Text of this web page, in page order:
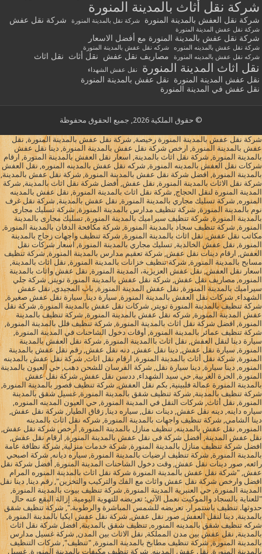
شركة نقل أثاث بالمدينة المنورة
شركة نقل العفش بالمدينة المنورة شركة نقل بالمدينة المنورة شركة نقل عفش
شركة نقل عفش المدينة المنورة
شركة نقل عفش بالمدينة المنورة مع أفضل الاسعار
شركة نقل عفش بالمدينه المنوره
شركه نقل عفش بالمدينة المنورة
شركه نقل عفش بالمدينه المنورة
مصاريف نقل عفش نقل أثاث نقل اثاث
نقل اثاث المدينة المنورة نقل عفش الشهداء
نقل عفش المدينة المنورة
نقل عفش بالمدينة المنورة
نقل عفش في المدينة المنورة
© حقوق الملكية 2026, جميع الحقوق محفوظة
شركة نقل عفش بالمدينة المنورة رخيصة, شركة نقل عفش بالمدينة المنورة, نقل
عفش بالمدينة المنورة, ارخص شركة نقل عفش بالمدينة المنورة, دينا نقل عفش
بالمدينة المنورة, شركة نقل اثاث بالمدينة, اسعار نقل العفش بالمدينة المنورة, ارقام
شركات نقل العفش بالمدينه المنورة, شركه نقل عفش بالمدينه المنوره, نقل العفش
بالمدينة المنورة, افضل شركة نقل عفش بالمدينة المنورة, شركة نقل عفش بالمدينة,
شركة نقل الاثاث بالمدينة المنورة, نقل عفش, أفضل شركة نقل اثاث بالمدينة, شركة
المدينة المنورة لنقل الحجاج, شركة نقل اثاث بالمدينة المنورة, نقل عفش بالمدينه
المنوره, شركة تسليك مجاري بالمدينة المنورة, نقل عفش بالمدينة, شركة نقل غرف
نوم بالمدينة المنورة, شركة تنظيف مدارس بالمدينة المنورة, شركة تسليك مجارى
بالمدينة المنورة, شركة تنظيف سيراميك بالمدينة المنورة, تسليك مجارى بالمدينة
المنورة, شركة تنظيف سجاد بالمدينة المنورة, شركة مكافحة الدفان بالمدينة المنورة,
مكاتب نقل عفش, نقل اثاث بالمدينة المنورة, شركة تنظيف واجهات زجاج بالمدينة
المنورة, نقل عفش الخالدية, تسليك مجاري بالمدينة المنورة, اسعار شركات نقل
العفش, ارقام دينات نقل عفش, شركة تعقيم مدارس بالمدينة المنورة, شركة تنظيف
مسابح بالمدينة المنورة, شركة تنظيف خزانات بالمدينة المنورة, نقل اثاث بالمدينة,
اسعار نقل العفش, نقل عفش العزيزية، المدينة المنورة, نقل عفش واثاث بالمدينة
المنوره, مصاريف نقل عفش, شركة نقل عفش بالمدينة المنورة تويتر, شركة جلي
سيراميك بالمدينة المنورة, نقل عفش المدينة المنورة, باب المجيدي, نقل عفش
الشهداء, شركات نقل العفش بالمدينة المنورة, سيارة دينا, سيارة نقل عفش صغيرة,
شركة تنظيف بالمدينة المنورة تويتر, شركات نقل عفش بالمدينة المنورة, شركة نقل
عفش المدينة المنورة, شركه نقل عفش بالمدينة المنورة, شركة تنظيف بالمدينة
المنورة, افضل شركة نقل اثاث بالمدينة المنورة, شركة تنظيف فلل بالمدينة المنورة,
شركة تنظيف عمائر بالمدينة المنورة, أوقات دخول الشاحنات في المدينة المنورة,
سيارة دينا لنقل العفش, نقل اثاث باالمدينة المنورة, شركة نقل العفش بالمدينة
المنورة, سيارة نقل عفش, دينا نقل عفش, دنه نقل عفش, رقم نقل عفش بالمدينة
المنورة, شركة نقل أثاث بالمدينة المنورة, ارقام نقل اثاث, شركة نقل عفش بالمدينه
المنوره, دينا سيارة, دينا سيارة نقل, شركة الفرسان للشحن دهب, حي العيون بالمدينة
المنورة, الحرة الغربية, حي سيد الشهداء, ددسن نقل عفش, شركة نقل عفش
بالمدينة المنورة عمالة فلبينية, بكم نقل العفش, شركة تنظيف قصور بالمدينة المنورة,
شركة تنظيف بالمدينة, شركة تنظيف شقق بالمدينة المنورة, غسيل شقق بالمدينة
المنورة, نقل أثاث, شركات النقل في المدينة المنورة, حي العيون المدينه المنوره,
سياره داينه, دينه نقل عفش, دينات نقل, سياره دينا, زقاق الطيار, شركة نقل عفش,
دينا الشامي, شركة تنظيف واجهات بالمدينة المنورة, شركه نقل اثاث بالمدينه
المنوره, نقل عفش بالمدينه, تنظيف منازل بالمدينة المنورة, أرخص شركة نقل عفش,
نقل عفش المدينة, أفضل شركة فى نقل عفش بالمدينة المنورة, ارقام نقل عفش,
افضل شركة تنظيف منازل بالمدينة المنورة, شركة خدمات منزلية, شركة نظافة عامة
بالمدينة المنورة, شركة تنظيف ارضيات بالمدينة المنورة, سياره ديانه, شركة اصبحي
رائعه, صور دينات نقل عفش, وقت دخول الشاحنات المدينة المنورة, أفضل شركة نقل
عفش, "شركة نقل عفش بالمدينة المنورة شركة نقل اثاث بالمدينة المنوره المرام
افضل وارخص شركة نقل عفش واثاث مع الفك والتركيب والتخزين", رقم دينا, دينا نقل
المدينة المنورة, حي العنبرية المدينة المنورة, شركة تنظيف بيوت بالمدينة المنورة,
"للعناية بالسجاد والموكيت نعمل الآتي: تعريضه للتهوية اليومية. إزالة البقع عنه حال
حدوثها. تنظيف باستمرار. تعريضه للشمس المباشرة والرطوبة.", شركة تنظيف شقق
بالمدينة, دينا لنقل العفش, صور نقل عفش, شركة نقل عفش ايكيا بالمدينة المنورة,
شركه تنظيف شقق بالمدينه المنوره, تنظيف شقق بالمدينة, افضل شركة نقل اثاث
بالمدينة, نقل عفش بين مدن المملكة, نقل الاثاث بين المدن, شركة غسيل مدارس
بالمدينة المنورة, شركة تنظيف مطابخ بالمدينة المنورة, "تنظيف", شركات التنظيف
بالمدينة المنورة, نقل عفش المدينه, شركة تنظيف مكيفات بالمدينة المنورة, غسيل